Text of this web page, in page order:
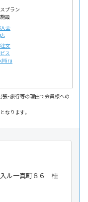
プラン
設
会
文
ス
張・旅行等の理由で会員様への
なります。
入ル一真町８６ 桂